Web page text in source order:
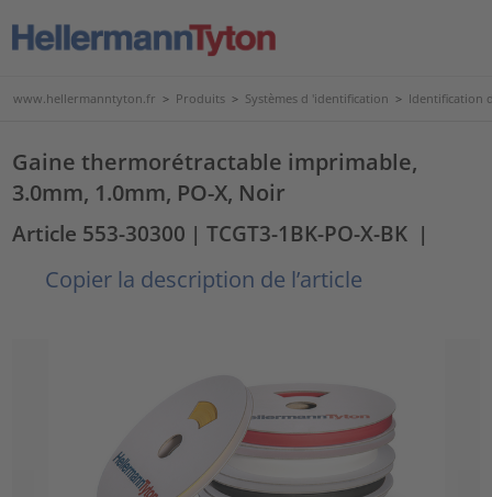
www.hellermanntyton.fr > Produits > Systèmes d 'identification > Identification
Gaine thermorétractable imprimable,
3.0mm, 1.0mm, PO-X, Noir
Article 553-30300 | TCGT3-1BK-PO-X-BK |
Copier la description de l’article